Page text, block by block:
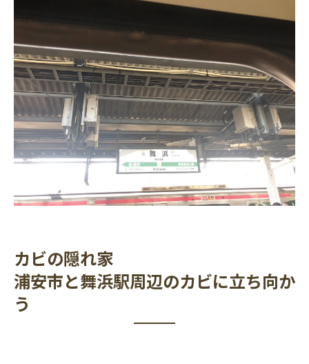
カビの隠れ家
浦安市と舞浜駅周辺のカビに立ち向か
う